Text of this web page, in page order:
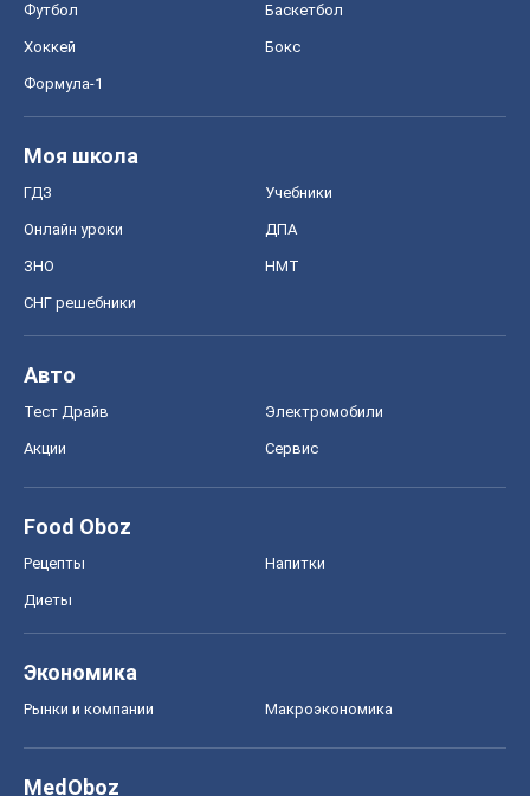
Футбол Баскетбол
Хоккей Бокс
Формула-1
Моя школа
ГДЗ Учебники
Онлайн уроки ДПА
ЗНО НМТ
СНГ решебники
Авто
Тест Драйв Электромобили
Акции Сервис
Food Oboz
Рецепты Напитки
Диеты
Экономика
Рынки и компании Mакроэкономика
MedOboz